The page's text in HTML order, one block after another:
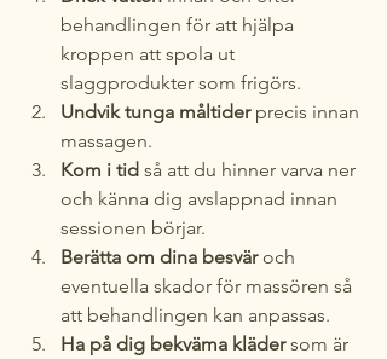
behandlingen för att hjälpa
kroppen att spola ut
slaggprodukter som frigörs.
Undvik tunga måltider precis innan
massagen.
Kom i tid så att du hinner varva ner
och känna dig avslappnad innan
sessionen börjar.
Berätta om dina besvär och
eventuella skador för massören så
att behandlingen kan anpassas.
Ha på dig bekväma kläder som är